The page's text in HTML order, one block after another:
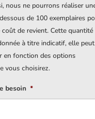
nous ne pourrons réaliser
de 100 exemplaires
de revient. Cette quantité
à titre indicatif, elle peut
en fonction des options
vous choisirez.
besoin *